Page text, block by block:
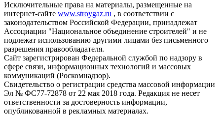
Исключительные права на материалы, размещенные на
интернет-сайте www.stroygaz.ru , в соответствии с
законодательством Российской Федерации, принадлежат
Ассоциации "Национальное объединение строителей" и не
подлежат использованию другими лицами без письменного
разрешения правообладателя.
Сайт зарегистрирован Федеральной службой по надзору в
сфере связи, информационных технологий и массовых
коммуникаций (Роскомнадзор).
Свидетельство о регистрации средства массовой информации
Эл № ФС77-72878 от 22 мая 2018 года. Редакция не несет
ответственности за достоверность информации,
опубликованной в рекламных материалах.